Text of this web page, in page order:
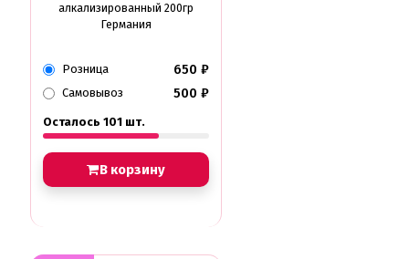
алкализированный 200гр
Германия
Розница 650 ₽
Самовывоз 500 ₽
Осталось 101 шт.
В корзину